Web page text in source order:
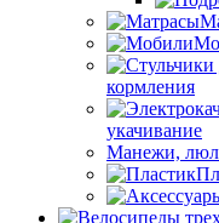
кормления
укачивание
Манежи,